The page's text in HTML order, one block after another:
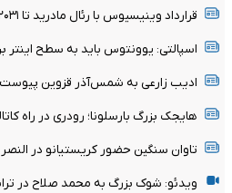
قرارداد وینیسیوس با رئال مادرید تا ۲۰۳۱ تمدید شد
اسپالتی: یوونتوس باید به سطح اینتر
ادیب زارعی به شمس‌آذر قزوین پیوست
هایجک بزرگ بارسلونا؛ رودری در راه
تاوان سنگین حضور کریستیانو در النصر
ویدئو: شوک بزرگ به محمد صلاح در